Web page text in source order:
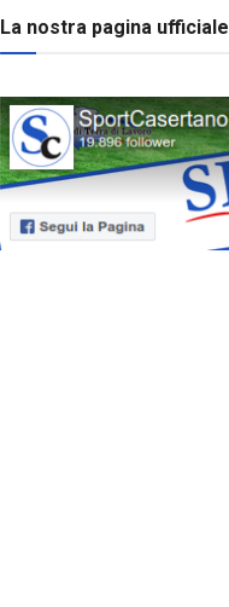
La nostra pagina ufficiale